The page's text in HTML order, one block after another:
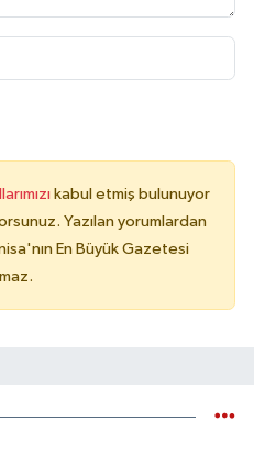
kabul etmiş bulunuyor
Yazılan yorumlardan
En Büyük Gazetesi